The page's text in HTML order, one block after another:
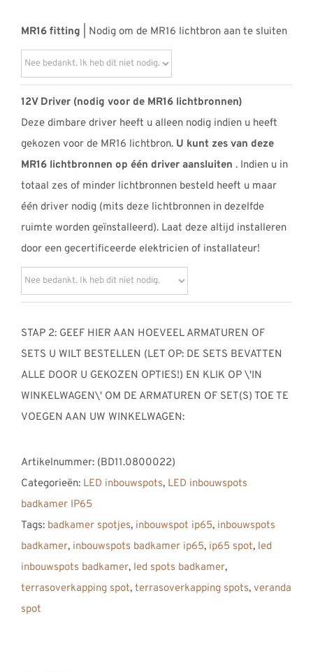
MR16 fitting | Nodig om de MR16 lichtbron aan te sluiten
12V Driver (nodig voor de MR16 lichtbronnen)
Deze dimbare driver heeft u alleen nodig indien u heeft
gekozen voor de MR16 lichtbron. U kunt zes van deze
MR16 lichtbronnen op één driver aansluiten . Indien u in
totaal zes of minder lichtbronnen besteld heeft u maar
één driver nodig (mits deze lichtbronnen in dezelfde
ruimte worden geïnstalleerd). Laat deze altijd installeren
door een gecertificeerde elektricien of installateur!
STAP 2: GEEF HIER AAN HOEVEEL ARMATUREN OF
SETS U WILT BESTELLEN (LET OP: DE SETS BEVATTEN
ALLE DOOR U GEKOZEN OPTIES!) EN KLIK OP \'IN
WINKELWAGEN\' OM DE ARMATUREN OF SET(S) TOE TE
VOEGEN AAN UW WINKELWAGEN:
Artikelnummer: (BD11.0800022)
Categorieën: LED inbouwspots, LED inbouwspots
badkamer IP65
Tags: badkamer spotjes, inbouwspot ip65, inbouwspots
badkamer, inbouwspots badkamer ip65, ip65 spot, led
inbouwspots badkamer, led spots badkamer,
terrasoverkapping spot, terrasoverkapping spots, veranda
spot